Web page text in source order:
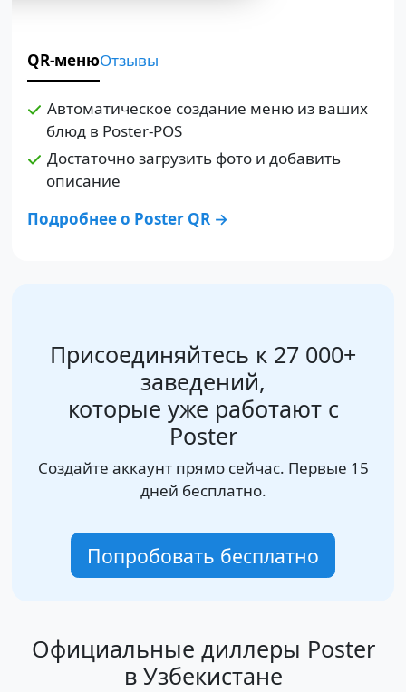
QR-менюОтзывы
Автоматическое создание меню из ваших
блюд в Poster-POS
Достаточно загрузить фото и добавить
описание
Подробнее о Poster QR →
Присоединяйтесь к 27 000+
заведений,
которые уже работают с
Poster
Создайте аккаунт прямо сейчас. Первые 15
дней бесплатно.
Попробовать бесплатно
Официальные диллеры Poster
в Узбекистане